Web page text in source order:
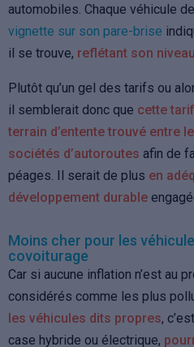
automobiles. Chaque véhicule
vignette sur son pare-brise
il se trouve, reflétant son
Plutôt qu’un gel des tarifs ou
il semblerait donc que cette
terrain d’entente trouvé entre
sociétés d’autoroutes afin de
péages. Il serait de plus en
développement durable
Moins cher pour les
covoiturage
Car si aucune inflation n’est au
considérés comme les plus
les véhicules dits propres,
case hybride ou électrique,